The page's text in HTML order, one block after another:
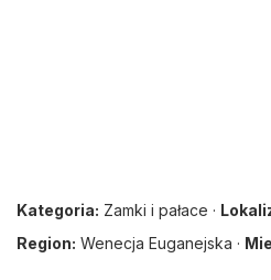
Kategoria: Zamki i pałace ·
Region: Wenecja Euganejska ·